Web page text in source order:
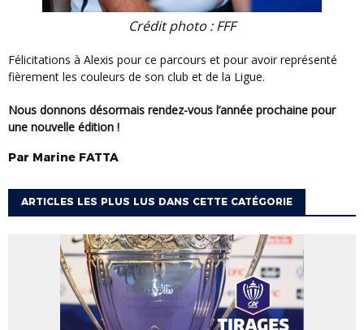
Crédit photo : FFF
Félicitations à Alexis pour ce parcours et pour avoir représenté
fièrement les couleurs de son club et de la Ligue.
Nous donnons désormais rendez-vous l’année prochaine pour
une nouvelle édition !
Par Marine FATTA
ARTICLES LES PLUS LUS DANS CETTE CATÉGORIE